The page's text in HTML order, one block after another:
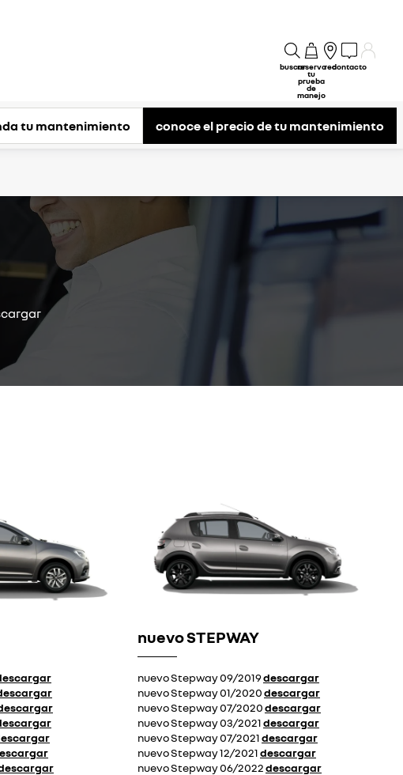
buscarreserva
tu
prueba
de
manejo
redcontacto
tu mantenimiento conoce el precio de tu mantenimiento
nuevo STEPWAY
nuevo Stepway 09/2019descargar
nuevo Stepway 01/2020descargar
nuevo Stepway 07/2020descargar
nuevo Stepway 03/2021descargar
nuevo Stepway 07/2021descargar
nuevo Stepway 12/2021descargar
nuevo Stepway 06/2022descargar